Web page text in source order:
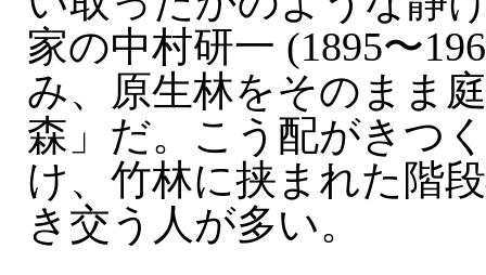
家の中村研一 (1895〜
み、原生林をそのまま
森」だ。こう配がきつ
け、竹林に挟まれた階
き交う人が多い。